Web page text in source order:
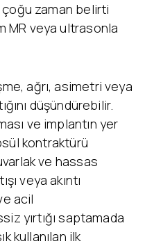
çoğu zaman belirti
MR veya ultrasonla
ağrı, asimetri veya
düşündürebilir.
ve implantın yer
kontraktürü
ve hassas
veya akıntı
acil
yırtığı saptamada
kullanılan ilk